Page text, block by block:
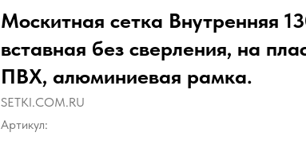
Москитная сетка Внутренняя
вставная без сверления, на
ПВХ, алюминиевая рамка.
SETKI.COM.RU
Артикул: